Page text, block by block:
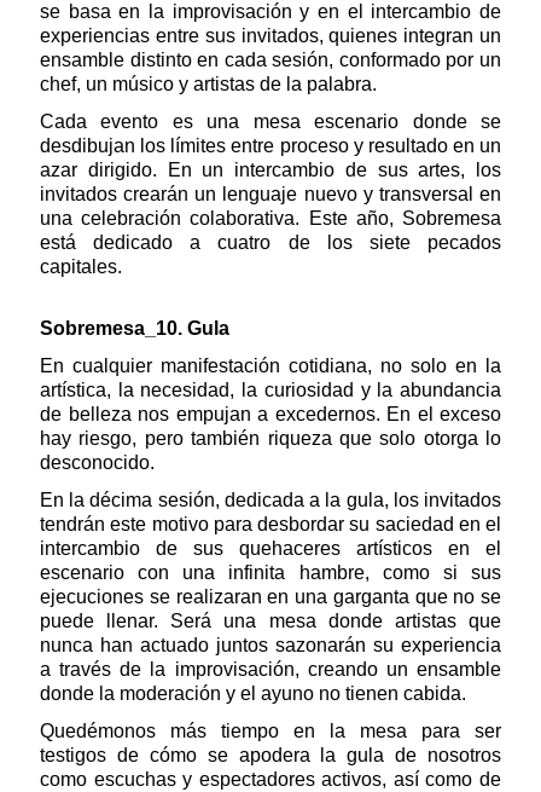
se basa en la improvisación y en el intercambio de
experiencias entre sus invitados, quienes integran un
ensamble distinto en cada sesión, conformado por un
chef, un músico y artistas de la palabra.
Cada evento es una mesa escenario donde se
desdibujan los límites entre proceso y resultado en un
azar dirigido. En un intercambio de sus artes, los
invitados crearán un lenguaje nuevo y transversal en
una celebración colaborativa. Este año, Sobremesa
está dedicado a cuatro de los siete pecados
capitales.
Sobremesa_10. Gula
En cualquier manifestación cotidiana, no solo en la
artística, la necesidad, la curiosidad y la abundancia
de belleza nos empujan a excedernos. En el exceso
hay riesgo, pero también riqueza que solo otorga lo
desconocido.
En la décima sesión, dedicada a la gula, los invitados
tendrán este motivo para desbordar su saciedad en el
intercambio de sus quehaceres artísticos en el
escenario con una infinita hambre, como si sus
ejecuciones se realizaran en una garganta que no se
puede llenar. Será una mesa donde artistas que
nunca han actuado juntos sazonarán su experiencia
a través de la improvisación, creando un ensamble
donde la moderación y el ayuno no tienen cabida.
Quedémonos más tiempo en la mesa para ser
testigos de cómo se apodera la gula de nosotros
como escuchas y espectadores activos, así como de